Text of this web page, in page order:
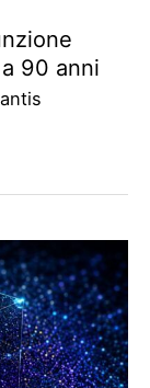
90 anni